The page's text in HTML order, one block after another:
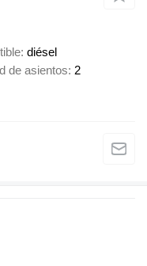
diésel
de asientos 2